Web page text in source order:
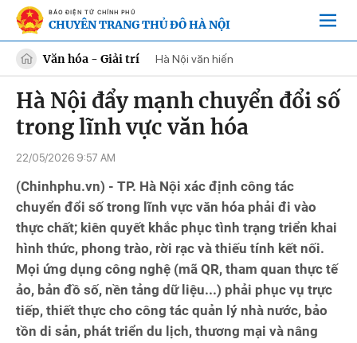
BÁO ĐIỆN TỬ CHÍNH PHỦ
CHUYÊN TRANG THỦ ĐÔ HÀ NỘI
Văn hóa - Giải trí Hà Nội văn hiến
Hà Nội đẩy mạnh chuyển đổi số
trong lĩnh vực văn hóa
22/05/2026 9:57 AM
(Chinhphu.vn) - TP. Hà Nội xác định công tác
chuyển đổi số trong lĩnh vực văn hóa phải đi vào
thực chất; kiên quyết khắc phục tình trạng triển khai
hình thức, phong trào, rời rạc và thiếu tính kết nối.
Mọi ứng dụng công nghệ (mã QR, tham quan thực tế
ảo, bản đồ số, nền tảng dữ liệu...) phải phục vụ trực
tiếp, thiết thực cho công tác quản lý nhà nước, bảo
tồn di sản, phát triển du lịch, thương mại và nâng